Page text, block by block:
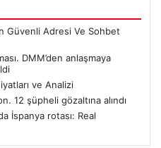
Güvenli Adresi Ve Sohbet
DMM’den anlaşmaya
ve Analizi
12 şüpheli gözaltına alındı
İspanya rotası: Real